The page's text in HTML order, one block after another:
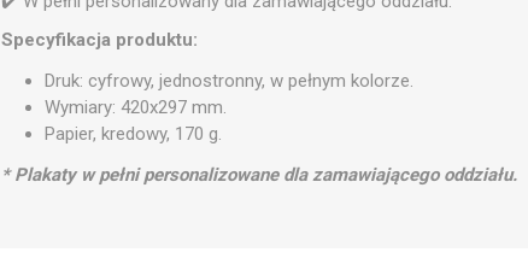
Specyfikacja produktu:
Druk: cyfrowy, jednostronny, w pełnym kolorze.
Wymiary: 420x297 mm.
Papier, kredowy, 170 g.
* Plakaty w pełni personalizowane dla zamawiającego oddziału.